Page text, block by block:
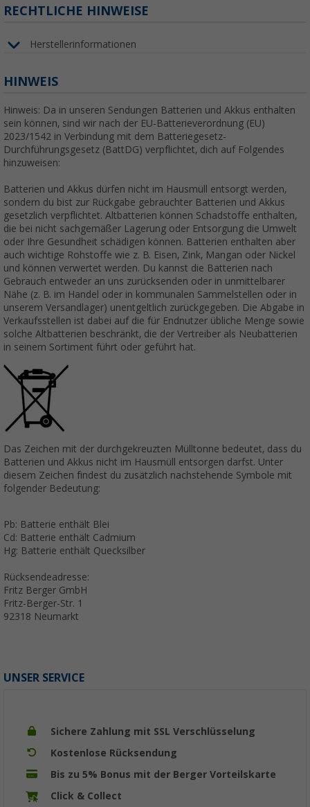
RECHTLICHE HINWEISE
Herstellerinformationen
HINWEIS
Hinweis: Da in unseren Sendungen Batterien und Akkus enthalten
sein können, sind wir nach der EU-Batterieverordnung (EU)
2023/1542 in Verbindung mit dem Batteriegesetz-
Durchführungsgesetz (BattDG) verpflichtet, dich auf Folgendes
hinzuweisen:
Batterien und Akkus dürfen nicht im Hausmüll entsorgt werden,
sondern du bist zur Rückgabe gebrauchter Batterien und Akkus
gesetzlich verpflichtet. Altbatterien können Schadstoffe enthalten,
die bei nicht sachgemäßer Lagerung oder Entsorgung die Umwelt
oder Ihre Gesundheit schädigen können. Batterien enthalten aber
auch wichtige Rohstoffe wie z. B. Eisen, Zink, Mangan oder Nickel
und können verwertet werden. Du kannst die Batterien nach
Gebrauch entweder an uns zurücksenden oder in unmittelbarer
Nähe (z. B. im Handel oder in kommunalen Sammelstellen oder in
unserem Versandlager) unentgeltlich zurückgegeben. Die Abgabe in
Verkaufsstellen ist dabei auf die für Endnutzer übliche Menge sowie
solche Altbatterien beschränkt, die der Vertreiber als Neubatterien
in seinem Sortiment führt oder geführt hat.
Das Zeichen mit der durchgekreuzten Mülltonne bedeutet, dass du
Batterien und Akkus nicht im Hausmüll entsorgen darfst. Unter
diesem Zeichen findest du zusätzlich nachstehende Symbole mit
folgender Bedeutung:
Pb: Batterie enthält Blei
Cd: Batterie enthält Cadmium
Hg: Batterie enthält Quecksilber
Rücksendeadresse:
Fritz Berger GmbH
Fritz-Berger-Str. 1
92318 Neumarkt
UNSER SERVICE
Sichere Zahlung mit SSL Verschlüsselung
Kostenlose Rücksendung
Bis zu 5% Bonus mit der Berger Vorteilskarte
Click & Collect